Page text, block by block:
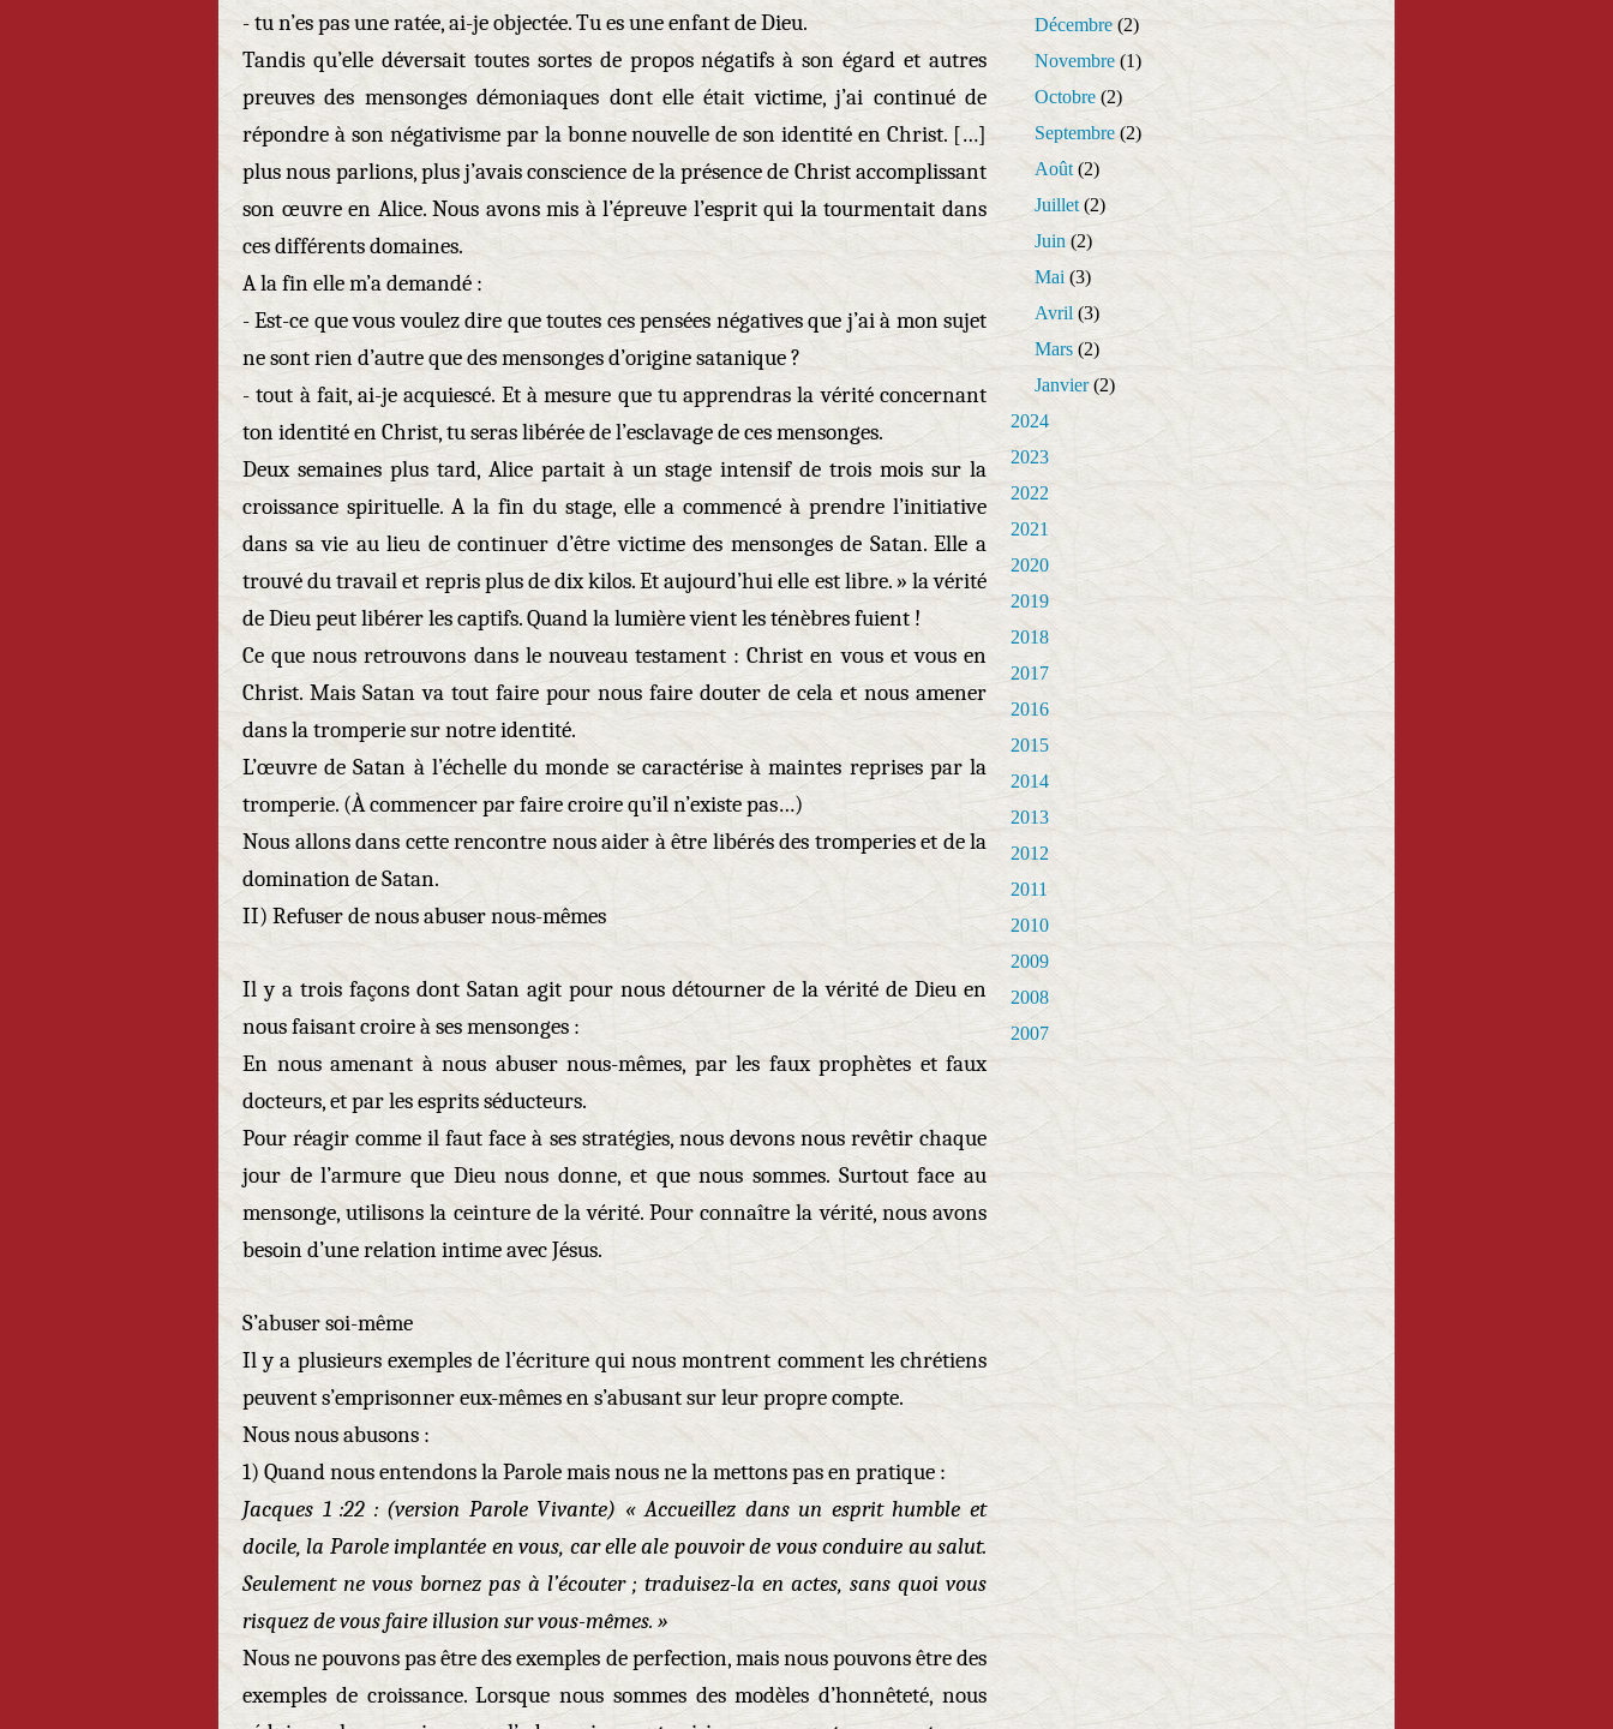
- tu n’es pas une ratée, ai-je objectée. Tu es une enfant de Dieu.
Tandis qu’elle déversait toutes sortes de propos négatifs à son égard et autres
preuves des mensonges démoniaques dont elle était victime, j’ai continué de
répondre à son négativisme par la bonne nouvelle de son identité en Christ. […]
plus nous parlions, plus j’avais conscience de la présence de Christ accomplissant
son œuvre en Alice. Nous avons mis à l’épreuve l’esprit qui la tourmentait dans
ces différents domaines.
A la fin elle m’a demandé :
- Est-ce que vous voulez dire que toutes ces pensées négatives que j’ai à mon sujet
ne sont rien d’autre que des mensonges d’origine satanique ?
- tout à fait, ai-je acquiescé. Et à mesure que tu apprendras la vérité concernant
ton identité en Christ, tu seras libérée de l’esclavage de ces mensonges.
Deux semaines plus tard, Alice partait à un stage intensif de trois mois sur la
croissance spirituelle. A la fin du stage, elle a commencé à prendre l’initiative
dans sa vie au lieu de continuer d’être victime des mensonges de Satan. Elle a
trouvé du travail et repris plus de dix kilos. Et aujourd’hui elle est libre. » la vérité
de Dieu peut libérer les captifs. Quand la lumière vient les ténèbres fuient !
Ce que nous retrouvons dans le nouveau testament : Christ en vous et vous en
Christ. Mais Satan va tout faire pour nous faire douter de cela et nous amener
dans la tromperie sur notre identité.
L’œuvre de Satan à l’échelle du monde se caractérise à maintes reprises par la
tromperie. (À commencer par faire croire qu’il n’existe pas…)
Nous allons dans cette rencontre nous aider à être libérés des tromperies et de la
domination de Satan.
II) Refuser de nous abuser nous-mêmes
Il y a trois façons dont Satan agit pour nous détourner de la vérité de Dieu en
nous faisant croire à ses mensonges :
En nous amenant à nous abuser nous-mêmes, par les faux prophètes et faux
docteurs, et par les esprits séducteurs.
Pour réagir comme il faut face à ses stratégies, nous devons nous revêtir chaque
jour de l’armure que Dieu nous donne, et que nous sommes. Surtout face au
mensonge, utilisons la ceinture de la vérité. Pour connaître la vérité, nous avons
besoin d’une relation intime avec Jésus.
S’abuser soi-même
Il y a plusieurs exemples de l’écriture qui nous montrent comment les chrétiens
peuvent s’emprisonner eux-mêmes en s’abusant sur leur propre compte.
Nous nous abusons :
1) Quand nous entendons la Parole mais nous ne la mettons pas en pratique :
Jacques 1 :22 : (version Parole Vivante) « Accueillez dans un esprit humble et
docile, la Parole implantée en vous, car elle ale pouvoir de vous conduire au salut.
Seulement ne vous bornez pas à l’écouter ; traduisez-la en actes, sans quoi vous
risquez de vous faire illusion sur vous-mêmes. »
Nous ne pouvons pas être des exemples de perfection, mais nous pouvons être des
exemples de croissance. Lorsque nous sommes des modèles d’honnêteté, nous
Décembre (2)
Novembre (1)
Octobre (2)
Septembre (2)
Août (2)
Juillet (2)
Juin (2)
Mai (3)
Avril (3)
Mars (2)
Janvier(2)
2024
2023
2022
2021
2020
2019
2018
2017
2016
2015
2014
2013
2012
2011
2010
2009
2008
2007